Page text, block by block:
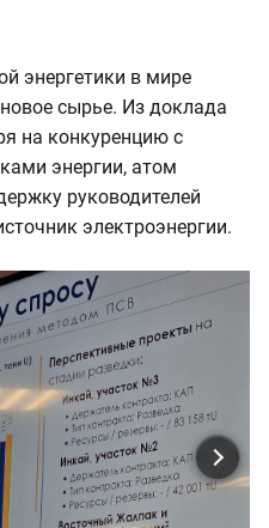
энергетики в мире
сырье. Из доклада
на конкуренцию с
энергии, атом
руководителей
электроэнергии.